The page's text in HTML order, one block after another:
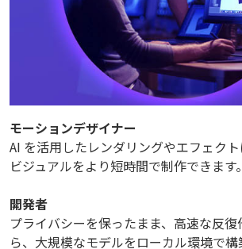
モーションデザイナー
AI を活用したレンダリングやエフェク
ビジュアルをより短時間で制作できます。
開発者
プライバシーを保ったまま、高速な反
ら、大規模なモデルをローカル環境で